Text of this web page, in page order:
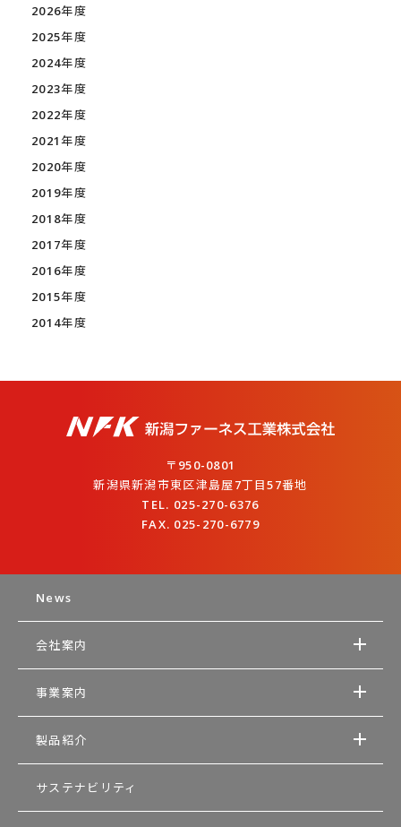
2026年度
2025年度
2024年度
2023年度
2022年度
2021年度
2020年度
2019年度
2018年度
2017年度
2016年度
2015年度
2014年度
〒950-0801
新潟県新潟市東区津島屋7丁目57番地
TEL. 025-270-6376
FAX. 025-270-6779
News
会社案内
事業案内
製品紹介
サステナビリティ